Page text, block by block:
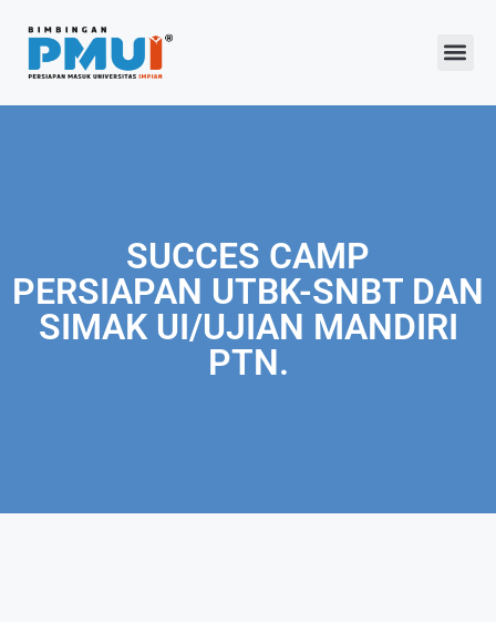
SUCCES CAMP
PERSIAPAN UTBK-SNBT DAN
SIMAK UI/UJIAN MANDIRI
PTN.